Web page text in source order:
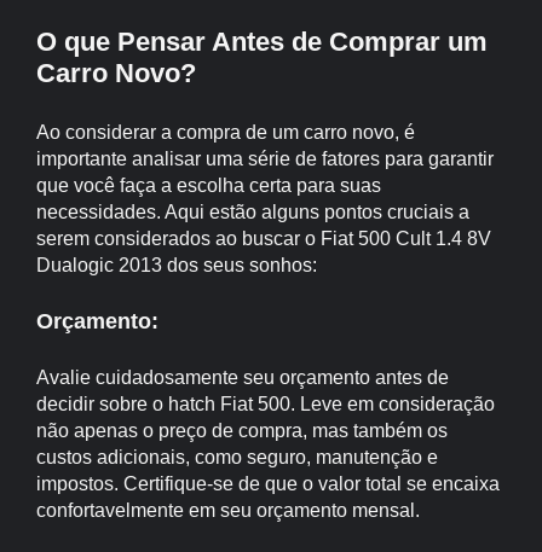
O que Pensar Antes de Comprar um
Carro Novo?
Ao considerar a compra de um carro novo, é
importante analisar uma série de fatores para garantir
que você faça a escolha certa para suas
necessidades. Aqui estão alguns pontos cruciais a
serem considerados ao buscar o Fiat 500 Cult 1.4 8V
Dualogic 2013 dos seus sonhos:
Orçamento:
Avalie cuidadosamente seu orçamento antes de
decidir sobre o hatch Fiat 500. Leve em consideração
não apenas o preço de compra, mas também os
custos adicionais, como seguro, manutenção e
impostos. Certifique-se de que o valor total se encaixa
confortavelmente em seu orçamento mensal.